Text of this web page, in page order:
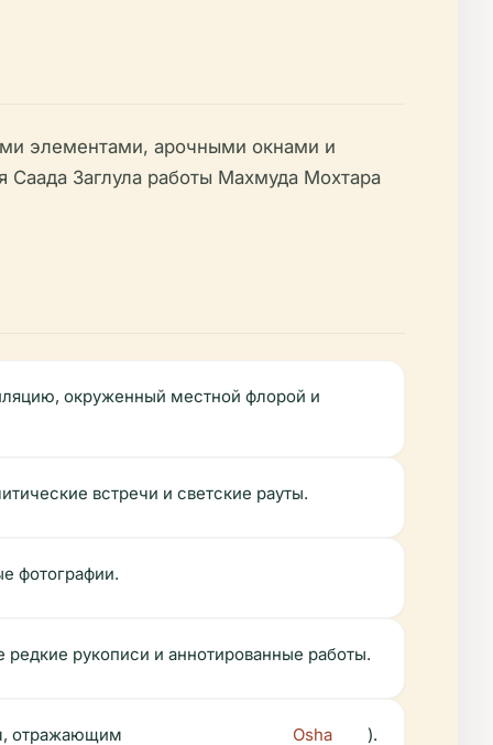
элементами, арочными окнами и
Заглула работы Махмуда Мохтара
окруженный местной флорой и
встречи и светские рауты.
фотографии.
рукописи и аннотированные работы.
отражающим Osha ).